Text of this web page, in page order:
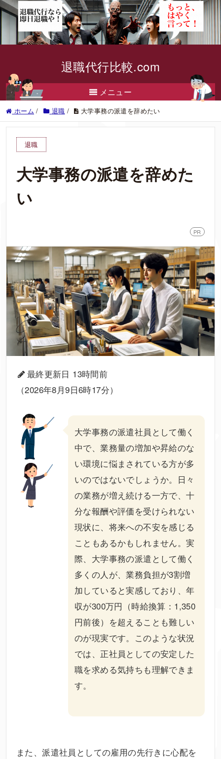
退職代行比較.com
メニュー
ホーム / 退職 / 大学事務の派遣を辞めたい
退職
大学事務の派遣を辞めた
い
PR
最終更新日 13時間前
（2026年8月9日6時17分）
大学事務の派遣社員として働く
中で、業務量の増加や昇給のな
い環境に悩まされている方が多
いのではないでしょうか。日々
の業務が増え続ける一方で、十
分な報酬や評価を受けられない
現状に、将来への不安を感じる
こともあるかもしれません。実
際、大学事務の派遣として働く
多くの人が、業務負担が3割増
加していると実感しており、年
収が300万円（時給換算：1,350
円前後）を超えることも難しい
のが現実です。このような状況
では、正社員としての安定した
職を求める気持ちも理解できま
す。
また、派遣社員としての雇用の先行きに心配を